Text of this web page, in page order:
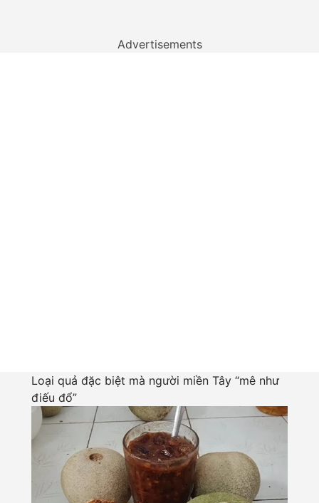
Advertisements
Loại quả đặc biệt mà người miền Tây “mê như
điếu đổ”